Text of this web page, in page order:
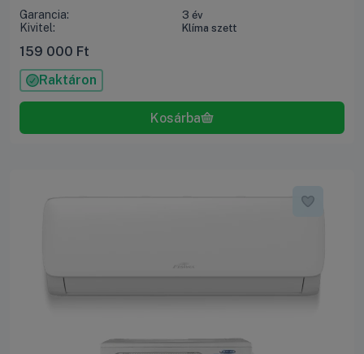
Garancia: 3 év
Kivitel: Klíma szett
159 000 Ft
Raktáron